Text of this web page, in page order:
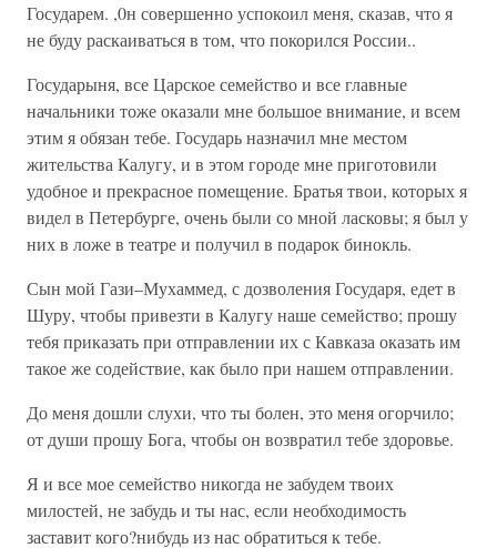
Государем. ,0н совершенно успокоил меня, сказав, что я
не буду раскаиваться в том, что покорился России..
Государыня, все Царское семейство и все главные
начальники тоже оказали мне большое внимание, и всем
этим я обязан тебе. Государь назначил мне местом
жительства Калугу, и в этом городе мне приготовили
удобное и прекрасное помещение. Братья твои, которых я
видел в Петербурге, очень были со мной ласковы; я был у
них в ложе в театре и получил в подарок бинокль.
Сын мой Гази–Мухаммед, с дозволения Государя, едет в
Шуру, чтобы привезти в Калугу наше семейство; прошу
тебя приказать при отправлении их с Кавказа оказать им
такое же содействие, как было при нашем отправлении.
До меня дошли слухи, что ты болен, это меня огорчило;
от души прошу Бога, чтобы он возвратил тебе здоровье.
Я и все мое семейство никогда не забудем твоих
милостей, не забудь и ты нас, если необходимость
заставит кого?нибудь из нас обратиться к тебе.